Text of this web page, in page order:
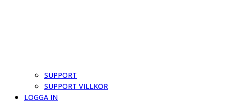
SUPPORT
SUPPORT VILLKOR
LOGGA IN